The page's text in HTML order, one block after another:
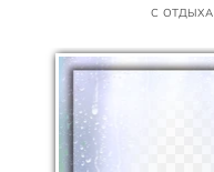
с отдыха